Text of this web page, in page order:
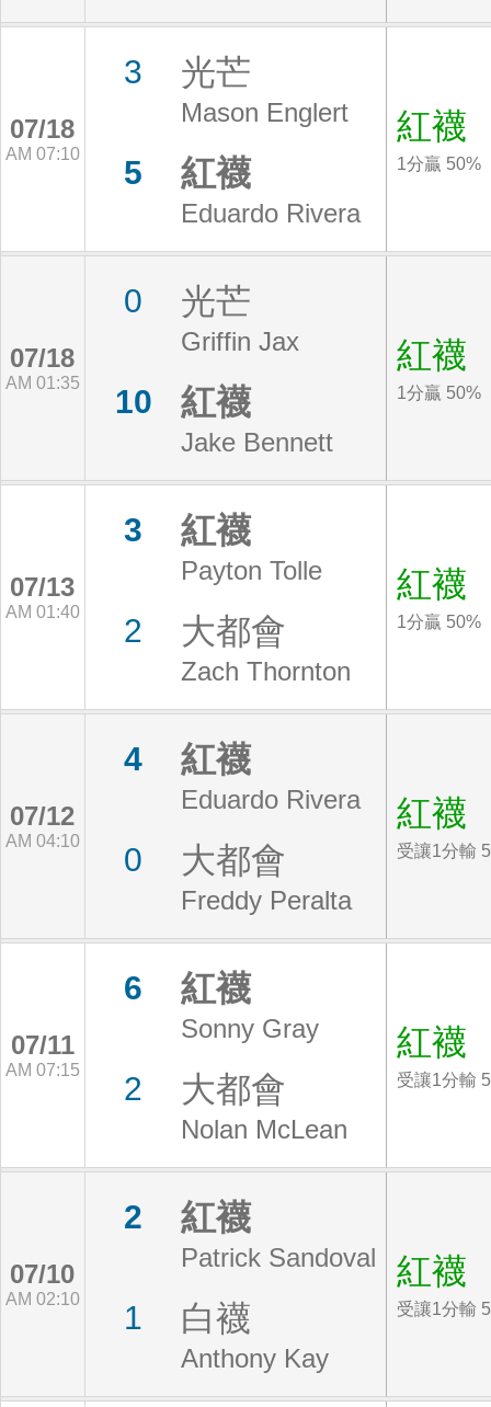
07/18
AM 07:10
3 光芒
Mason Englert
5 紅襪
Eduardo Rivera
紅襪
1分贏 50%
07/18
AM 01:35
0 光芒
Griffin Jax
10 紅襪
Jake Bennett
紅襪
1分贏 50%
07/13
AM 01:40
3 紅襪
Payton Tolle
2 大都會
Zach Thornton
紅襪
1分贏 50%
07/12
AM 04:10
4 紅襪
Eduardo Rivera
0 大都會
Freddy Peralta
紅襪
受讓1分輸
07/11
AM 07:15
6 紅襪
Sonny Gray
2 大都會
Nolan McLean
紅襪
受讓1分輸
07/10
AM 02:10
2 紅襪
Patrick Sandoval
1 白襪
Anthony Kay
紅襪
受讓1分輸